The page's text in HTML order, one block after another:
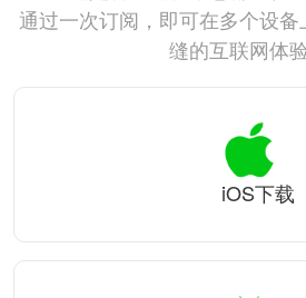
通过一次订阅，即可在多个设
缝的互联网体验
iOS下载